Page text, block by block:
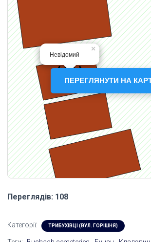
ПЕРЕГЛЯНУТИ НА
Переглядів: 108
Категорії: ТРИБУХІВЦІ (ВУЛ. ГОРІШНЯ)